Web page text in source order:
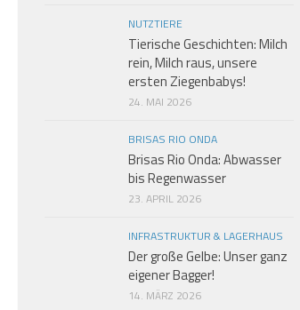
NUTZTIERE
Tierische Geschichten: Milch
rein, Milch raus, unsere
ersten Ziegenbabys!
24. MAI 2026
BRISAS RIO ONDA
Brisas Rio Onda: Abwasser
bis Regenwasser
23. APRIL 2026
INFRASTRUKTUR & LAGERHAUS
Der große Gelbe: Unser ganz
eigener Bagger!
14. MÄRZ 2026